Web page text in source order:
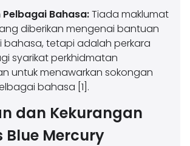
Bahasa:Tiada maklumat
diberikan mengenai bantuan
bahasa, tetapi adalah perkara
syarikat perkhidmatan
untuk menawarkan sokongan
bahasa [1].
dan Kekurangan
Blue Mercury